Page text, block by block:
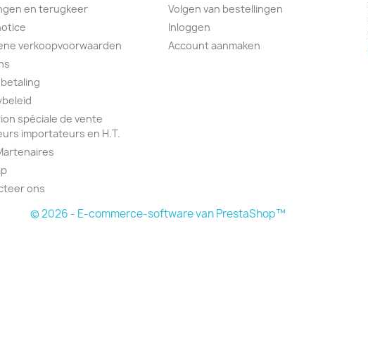
en terugkeer
verkoopvoorwaarden
spéciale de vente
importateurs en H.T.
ons
Volgen van bestellingen
Inloggen
Account aanmaken
© 2026 - E-commerce-software van PrestaShop™